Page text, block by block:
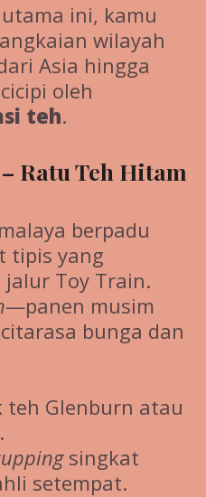
ini, kamu
wilayah
Asia hingga
oleh
teh.
Ratu Teh Hitam
berpadu
tipis yang
Toy Train.
—panen musim
bunga dan
teh Glenburn atau
singkat
setempat.